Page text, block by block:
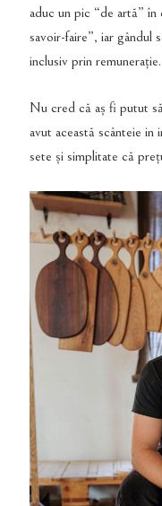
aduc un pic “de artă”
savoir-faire”, iar gândul
inclusiv prin remunerație.
Nu cred că aș fi putut
avut această scânteie in
sete și simplitate că